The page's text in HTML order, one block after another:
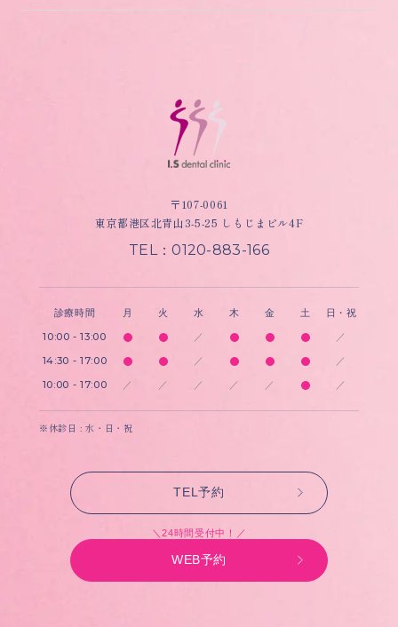
〒107-0061
東京都港区北青山3-5-25 しもじまビル4F
TEL：0120-883-166
診療時間 月 火 水 木 金 土 日・祝
10:00 - 13:00 ／ ／
14:30 - 17:00 ／ ／
10:00 - 17:00 ／ ／ ／ ／ ／ ／
※休診日 : 水・日・祝
TEL予約
＼24時間受付中！／
WEB予約